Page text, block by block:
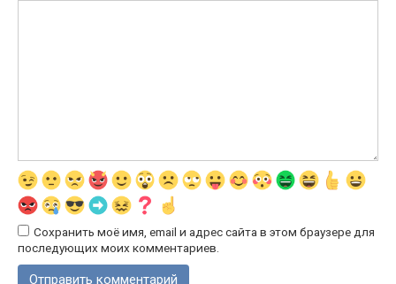
Сохранить моё имя, email и адрес сайта в этом браузере для
последующих моих комментариев.